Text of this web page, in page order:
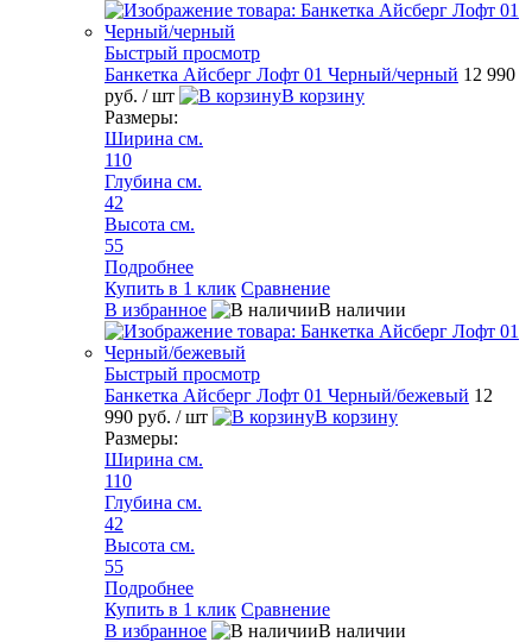
Быстрый просмотр
Банкетка Айсберг Лофт 01 Черный/черный 12 990
руб. / шт
В корзину
Размеры:
Ширина см.
110
Глубина см.
42
Высота см.
55
Подробнее
Купить в 1 клик Сравнение
В избранное
В наличии
Быстрый просмотр
Банкетка Айсберг Лофт 01 Черный/бежевый 12
990 руб. / шт
В корзину
Размеры:
Ширина см.
110
Глубина см.
42
Высота см.
55
Подробнее
Купить в 1 клик Сравнение
В избранное
В наличии